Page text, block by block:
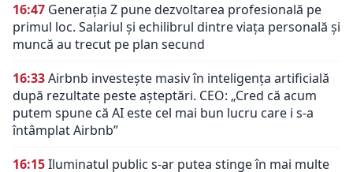
16:47 Generația Z pune dezvoltarea profesională pe
primul loc. Salariul și echilibrul dintre viața personală și
muncă au trecut pe plan secund
16:33Airbnb investește masiv în inteligența artificială
după rezultate peste așteptări. CEO: „Cred că acum
putem spune că AI este cel mai bun lucru care i s-a
întâmplat Airbnb”
16:15Iluminatul public s-ar putea stinge în mai multe